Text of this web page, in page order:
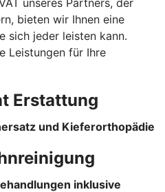
bieten wir Ihnen eine
sich jeder leisten kann.
Leistungen für Ihre
Erstattung
und Kieferorthopädie
inklusive